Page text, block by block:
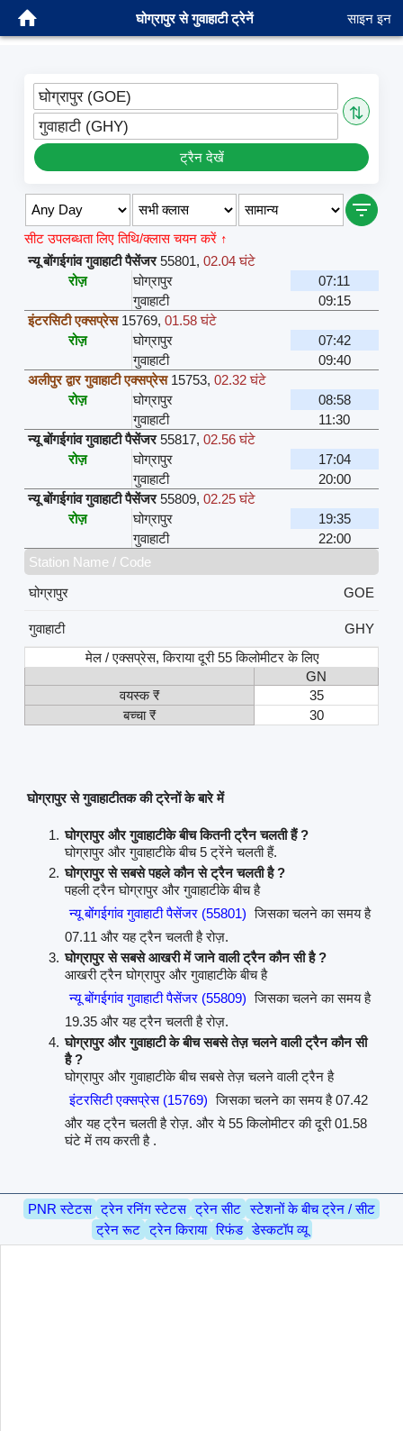
घोग्रापुर से गुवाहाटी ट्रेनें साइन इन
घोग्रापुर (GOE)
⇅
गुवाहाटी (GHY)
ट्रैन देखें
सीट उपलब्धता लिए तिथि/क्लास चयन करें ↑
न्यू बोंगईगांव गुवाहाटी पैसेंजर 55801, 02.04 घंटे
रोज़
घोग्रापुर
07:11
गुवाहाटी
09:15
इंटरसिटी एक्सप्रेस 15769, 01.58 घंटे
रोज़
घोग्रापुर
07:42
गुवाहाटी
09:40
अलीपुर द्वार गुवाहाटी एक्सप्रेस 15753, 02.32 घंटे
रोज़
घोग्रापुर
08:58
गुवाहाटी
11:30
न्यू बोंगईगांव गुवाहाटी पैसेंजर55817, 02.56 घंटे
रोज़
घोग्रापुर
17:04
गुवाहाटी
20:00
न्यू बोंगईगांव गुवाहाटी पैसेंजर 55809, 02.25 घंटे
रोज़
घोग्रापुर
19:35
गुवाहाटी
22:00
Station Name / Code
घोग्रापुर
GOE
गुवाहाटी
GHY
मेल / एक्सप्रेस, किराया दूरी 55 किलोमीटर के लिए
GN
वयस्क ₹
35
बच्चा ₹
30
घोग्रापुर से गुवाहाटीतक की ट्रेनों के बारे में
घोग्रापुर और गुवाहाटीके बीच कितनी ट्रैन चलती हैं ?
घोग्रापुर और गुवाहाटीके बीच 5 ट्रेंने चलती हैं.
घोग्रापुर से सबसे पहले कौन से ट्रैन चलती है ?
पहली ट्रैन घोग्रापुर और गुवाहाटीके बीच है
न्यू बोंगईगांव गुवाहाटी पैसेंजर (55801) जिसका चलने का समय है
07.11 और यह ट्रैन चलती है रोज़.
घोग्रापुर से सबसे आखरी में जाने वाली ट्रैन कौन सी है ?
आखरी ट्रैन घोग्रापुर और गुवाहाटीके बीच है
न्यू बोंगईगांव गुवाहाटी पैसेंजर (55809) जिसका चलने का समय है
19.35 और यह ट्रैन चलती है रोज़.
घोग्रापुर और गुवाहाटी के बीच सबसे तेज़ चलने वाली ट्रैन कौन सी
है ?
घोग्रापुर और गुवाहाटीके बीच सबसे तेज़ चलने वाली ट्रैन है
इंटरसिटी एक्सप्रेस (15769) जिसका चलने का समय है 07.42
और यह ट्रैन चलती है रोज़. और ये 55 किलोमीटर की दूरी 01.58
घंटे में तय करती है .
PNR स्टेटस ट्रेन रनिंग स्टेटस ट्रेन सीट स्टेशनों के बीच ट्रेन / सीट
ट्रेन रूट ट्रेन किराया रिफंड डेस्कटॉप व्यू